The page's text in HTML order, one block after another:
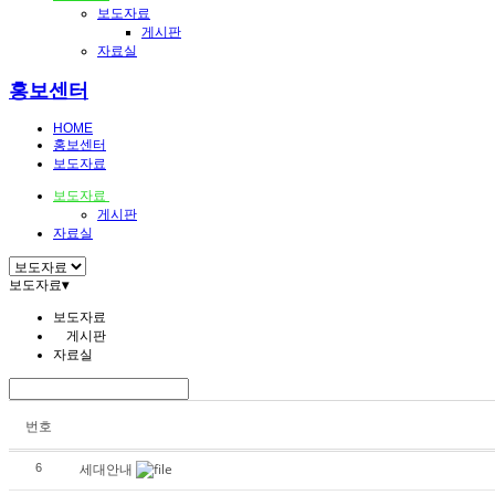
보도자료
게시판
자료실
홍보센터
HOME
홍보센터
보도자료
보도자료
게시판
자료실
보도자료▾
보도자료
게시판
자료실
번호
6 세대안내